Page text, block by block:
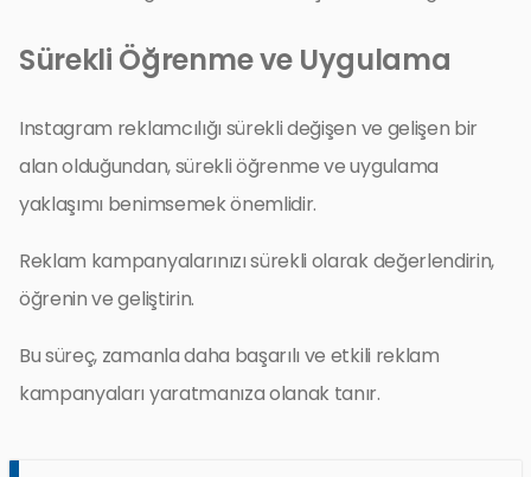
Sürekli Öğrenme ve Uygulama
Instagram reklamcılığı sürekli değişen ve gelişen bir
alan olduğundan, sürekli öğrenme ve uygulama
yaklaşımı benimsemek önemlidir.
Reklam kampanyalarınızı sürekli olarak değerlendirin,
öğrenin ve geliştirin.
Bu süreç, zamanla daha başarılı ve etkili reklam
kampanyaları yaratmanıza olanak tanır.